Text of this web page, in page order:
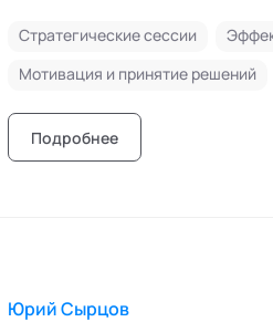
Стратегические сессии
Мотивация и принятие решений
Подробнее
Юрий Сырцов